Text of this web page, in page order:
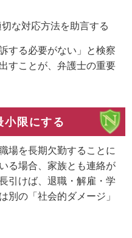
な対応方法を助言する
する必要がない」と検察
すことが、弁護士の重要
限にする
場を長期欠勤することに
る場合、家族とも連絡が
引けば、退職・解雇・学
別の「社会的ダメージ」